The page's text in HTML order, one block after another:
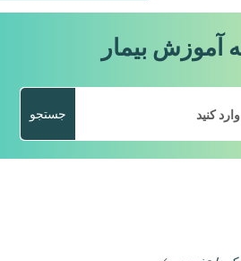
آموزش بیمار
جستجو